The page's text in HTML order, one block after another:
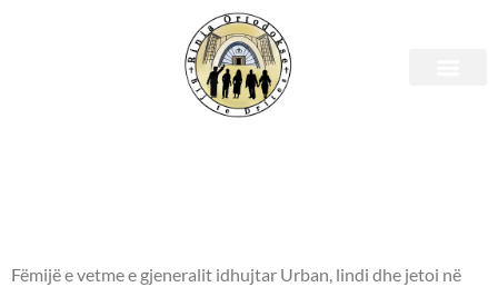
Shenjtori i ditës – 24 Korrik
Fëmijë e vetme e gjeneralit idhujtar Urban, lindi dhe jetoi në